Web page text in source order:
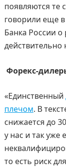
появляются те
говорили еще в
Банка России о
Форекс-
«Единственный
плечом. В
снижается до
у нас и так уже
то есть риск